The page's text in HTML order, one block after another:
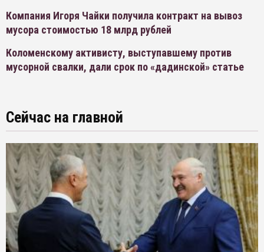
Компания Игоря Чайки получила контракт на вывоз
мусора стоимостью 18 млрд рублей
Коломенскому активисту, выступавшему против
мусорной свалки, дали срок по «дадинской» статье
Сейчас на главной